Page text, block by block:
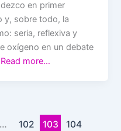
en primer
y, sobre todo, la
seria, reflexiva y
oxígeno en un debate
Read more…
… 102 103
104